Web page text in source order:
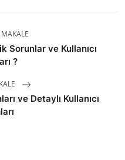
Sorunlar ve Kullanıcı
?
ve Detaylı Kullanıcı